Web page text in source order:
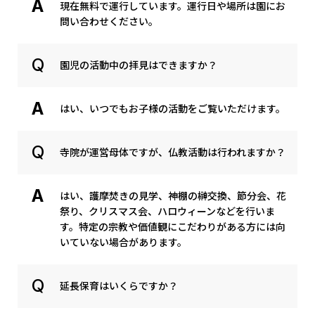
現在無料で運行しています。運行日や場所は園にお
問い合わせください。
園児の活動中の拝見はできますか？
はい、いつでもお子様の活動をご覧いただけます。
寺院が運営母体ですが、仏教活動は行われますか？
はい、護摩焚きの見学、神棚の榊交換、節分会、花
祭り、クリスマス会、ハロウィーンなどを行いま
す。特定の宗教や価値観にこだわりがある方には向
いていない場合があります。
延長保育はいくらですか？